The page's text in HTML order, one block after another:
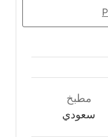
مطبخ
سعودي